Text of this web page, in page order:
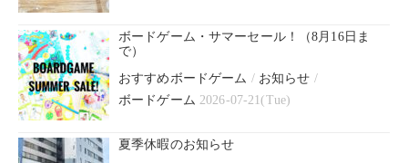
ボードゲーム・サマーセール！（8月16日ま
で）
おすすめボードゲーム / お知らせ /
ボードゲーム 2026-07-21(Tue)
夏季休暇のお知らせ